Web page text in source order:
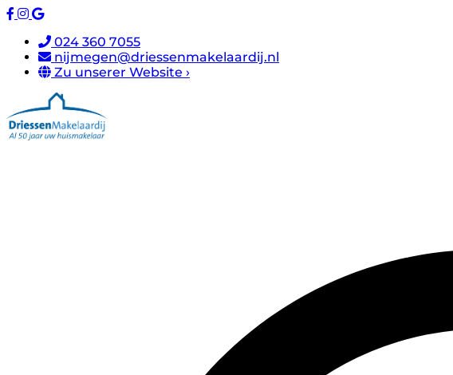
024 360 7055
nijmegen@driessenmakelaardij.nl
Zu unserer Website ›